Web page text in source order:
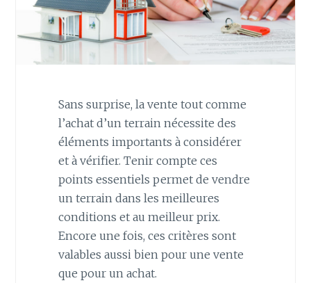
Sans surprise, la vente tout comme
l’achat d’un terrain nécessite des
éléments importants à considérer
et à vérifier. Tenir compte ces
points essentiels permet de vendre
un terrain dans les meilleures
conditions et au meilleur prix.
Encore une fois, ces critères sont
valables aussi bien pour une vente
que pour un achat.